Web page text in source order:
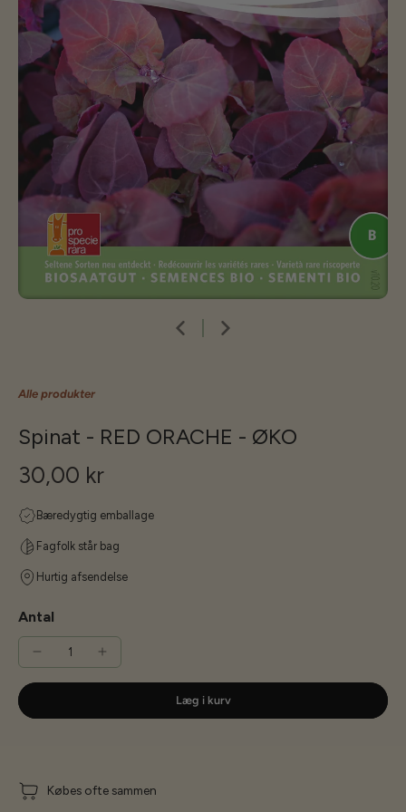
Alle produkter
Spinat - RED ORACHE - ØKO
30,00 kr
Bæredygtig emballage
Fagfolk står bag
Hurtig afsendelse
Antal
Læg i kurv
Købes ofte sammen